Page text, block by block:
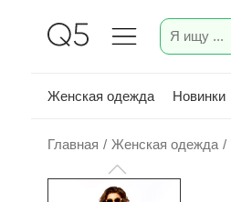
Женская одежда Новинки
Главная / Женская одежда /